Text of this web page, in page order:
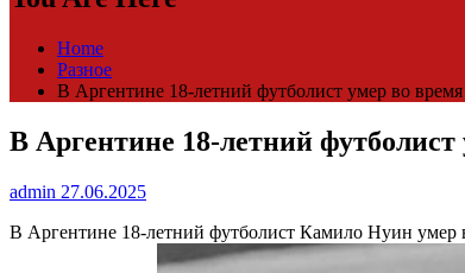
Home
Разное
В Аргентине 18-летний футболист умер во
В Аргентине 18-летний
admin 27.06.2025
В Аргентине 18-летний футболист Камило Нуин умер